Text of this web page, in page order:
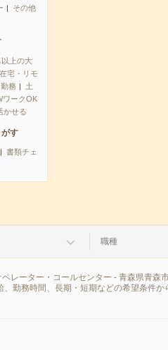
その他
以上の大
在宅・リモ
務
土
ワークOK
かせる
す
書類チェ
職種
レーター・コールセンター - 青森県青
勤務時間、長期・短期などの希望条件